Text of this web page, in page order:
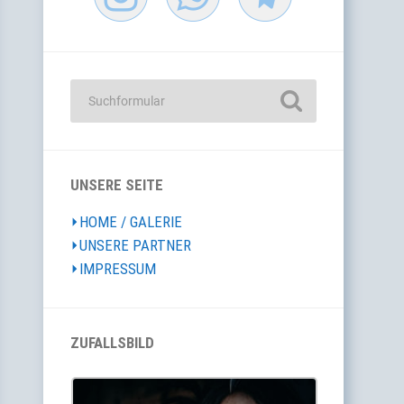
UNSERE SEITE
⏵HOME / GALERIE
⏵UNSERE PARTNER
⏵IMPRESSUM
ZUFALLSBILD